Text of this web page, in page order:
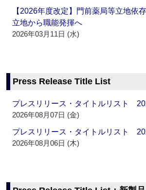
【2026年度改定】門前薬局等立地依
立地から職能発揮へ
2026年03月11日 (水)
Press Release Title List
プレスリリース・タイトルリスト
2026年08月07日 (金)
プレスリリース・タイトルリスト
2026年08月06日 (木)